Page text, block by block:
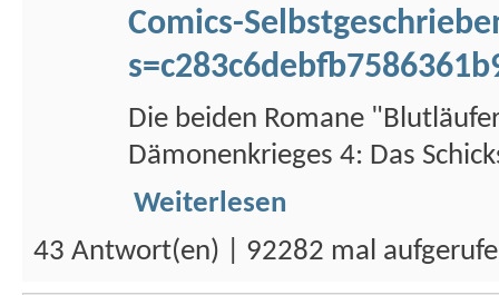
Comics-
Die beiden Romane
Dämonenkrieges 4: Das
Weiterlesen
43 Antwort(en) | 92282 mal